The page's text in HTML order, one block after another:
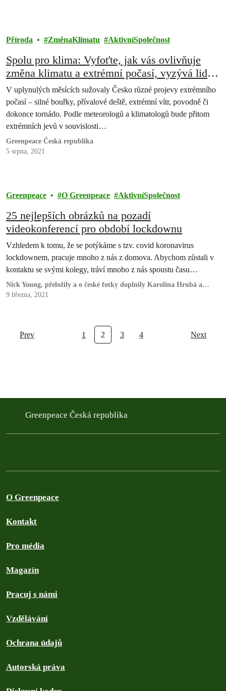
Příroda ZměnaKlimatu AktivníSpolečnost
Spolu pro klima: Vyfoťte, jak vás ovlivňuje
změna klimatu a extrémní počasí, vyzývá lidi
organizace Greenpeace
V uplynulých měsících sužovaly Česko různé projevy extrémního
počasí – silné bouřky, přívalové deště, extrémní vítr, povodně či
dokonce tornádo. Podle meteorologů a klimatologů bude přitom
extrémních jevů v souvislosti…
Greenpeace Česká republika
5 srpna, 2021
Greenpeace O Greenpeace AktivníSpolečnost
25 nejlepších obrázků na pozadí
videokonferencí pro období lockdownu
Vzhledem k tomu, že se potýkáme s tzv. covid koronavirus
lockdownem, pracuje mnoho z nás z domova. Abychom zůstali v
kontaktu se svými kolegy, tráví mnoho z nás spoustu času…
Nick Young, přeložily a o české fotky doplnily Karolína Hrubá a
Denisa Běťáková
9 března, 2021
Prev 1 2 3 4 Next
Greenpeace Česká republika
O Greenpeace
Kontakt
Pro média
Magazín
Pracuj s námi
Vzdělávání
Ochrana údajů
Autorská práva